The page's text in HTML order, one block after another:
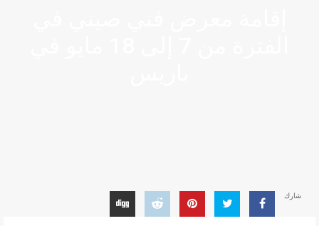
شارك